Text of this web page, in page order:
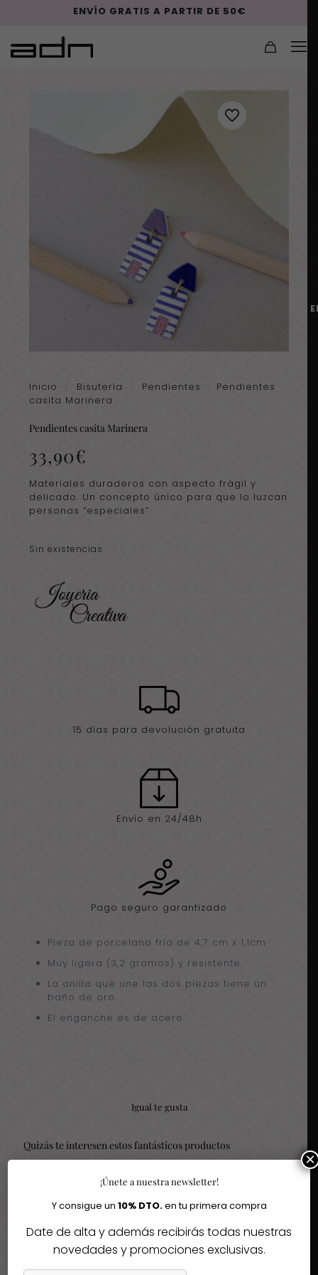
ENVÍO GRATIS A PARTIR DE 50€
Inicio Bisutería Pendientes
Pendientes
casita Marinera
Pendientes casita Marinera
33,90€
Materiales duraderos con aspecto frágil y
delicado. Un concepto único para que lo luzcan
personas “especiales”
Sin existencias
15 días para devolución gratuita
Envío en 24/48h
Pago seguro garantizado
Pieza de porcelana fría de 4,7 cm x 1,1cm
Muy ligera (3,2 gramos) y resistente.
La anilla que une las dos piezas tiene un
baño de oro.
El enganche es de acero.
Igual te gusta
Quizás te interesen estos fantásticos productos
Agotado Agotado
¡Únete a nuestra newsletter!
Y consigue un 10% DTO.en tu primera compra
Date de alta y además recibirás todas nuestras
novedades y promociones exclusivas.
×